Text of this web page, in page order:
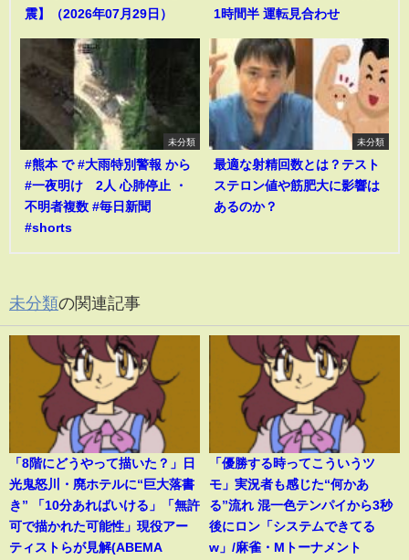
震】（2026年07月29日）
1時間半 運転見合わせ
未分類
#熊本 で #大雨特別警報 から
#一夜明け 2人 心肺停止 ・
不明者複数 #毎日新聞
#shorts
未分類
最適な射精回数とは？テスト
ステロン値や筋肥大に影響は
あるのか？
未分類の関連記事
「8階にどうやって描いた？」日
光鬼怒川・廃ホテルに“巨大落書
き” 「10分あればいける」「無許
可で描かれた可能性」現役アー
ティストらが見解(ABEMA
「優勝する時ってこういうツ
モ」実況者も感じた“何かあ
る”流れ 混一色テンパイから3秒
後にロン「システムできてる
w」/麻雀・Mトーナメント